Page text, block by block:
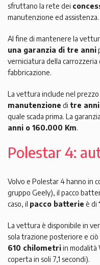
sfruttano la rete dei
manutenzione ed assistenza.
Al fine di mantenere la
una garanzia di tre anni
verniciatura della
fabbricazione.
La vettura include nel prezzo
manutenzione di tre
quale scada prima. La
anni o 160.000 Km.
Polestar 4:
Volvo e Polestar 4 hanno in
gruppo Geely), il pacco
caso, il pacco batterie è di
La vettura è disponibile in
sola trazione posteriore e
610 chilometriin modalità
coperta in soli 7,1 secondi).